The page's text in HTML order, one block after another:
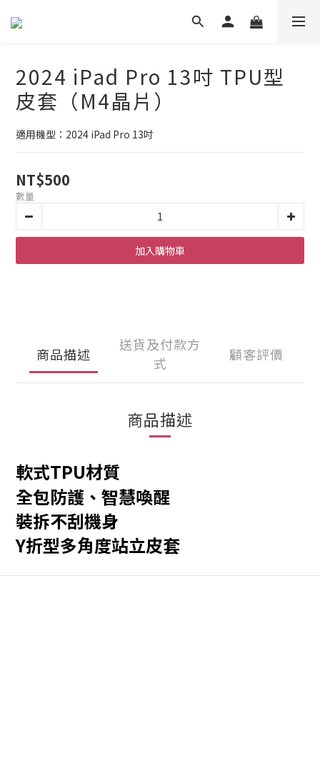
2024 iPad Pro 13吋 TPU型
皮套（M4晶片）
適用機型：2024 iPad Pro 13吋
NT$500
數量
加入購物車
商品描述
送貨及付款方
式
顧客評價
商品描述
軟式TPU材質
全包防護、智慧喚醒
裝拆不刮機身
Y折型多角度站立皮套